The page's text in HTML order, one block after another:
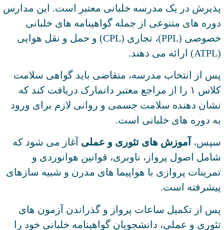
پذیرش در یک مدرسه خلبانی معتبر است. این مدارس
دوره ‌های متنوعی از جمله گواهینامه‌ های خلبانی
خصوصی (PPL)، تجاری (CPL) و حمل‌ و نقل هوایی
(ATPL) ارائه می‌ دهند.
پس از انتخاب مدرسه، متقاضی باید گواهی سلامت
کلاس ۱ را از مراجع معتبر دانمارک دریافت کند که
نشان‌ دهنده سلامت جسمی و روانی لازم برای ورود
به دوره ‌های خلبانی است.
سپس، آموزش‌ های تئوری و عملی آغاز می ‌شود که
شامل اصول پرواز، ناوبری، قوانین هوانوردی و
تمرینات پروازی با هواپیما های مدرن و شبیه ‌سازهای
پیشرفته است.
پس از تکمیل ساعات پرواز و گذراندن آزمون ‌های
تئوری و عملی، دانشجویان گواهینامه خلبانی خود را